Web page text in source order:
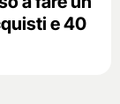
e 40